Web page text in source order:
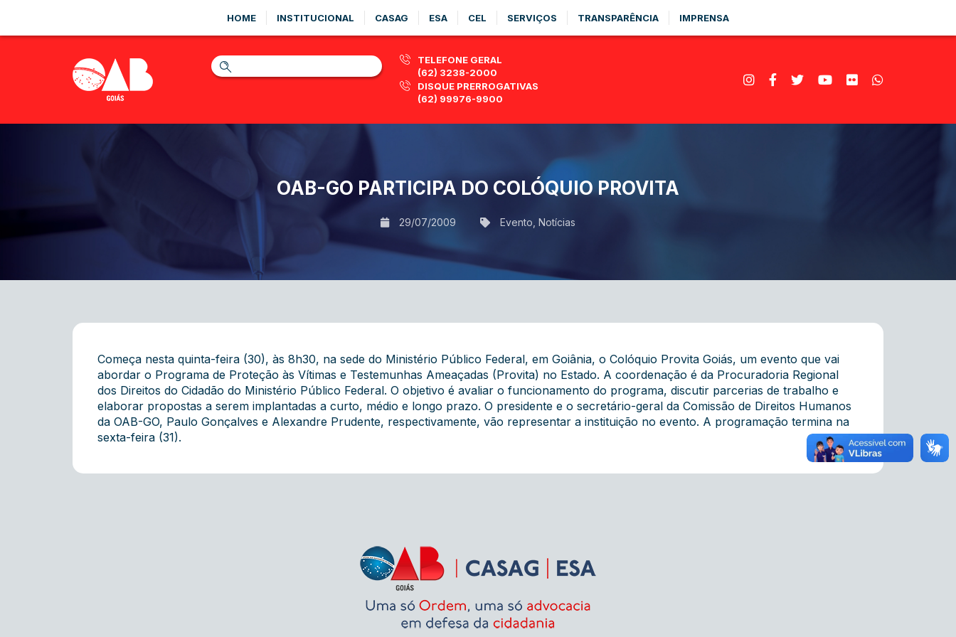
HOME INSTITUCIONAL CASAG ESA CEL SERVIÇOS TRANSPARÊNCIA IMPRENSA
TELEFONE GERAL
(62) 3238-2000
DISQUE PRERROGATIVAS
(62) 99976-9900
OAB-GO PARTICIPA DO COLÓQUIO PROVITA
29/07/2009 Evento Notícias
Começa nesta quinta-feira (30), às 8h30, na sede do Ministério Público Federal, em Goiânia, o Colóquio Provita Goiás, um evento que vai
abordar o Programa de Proteção às Vítimas e Testemunhas Ameaçadas (Provita) no Estado. A coordenação é da Procuradoria Regional
dos Direitos do Cidadão do Ministério Público Federal. O objetivo é avaliar o funcionamento do programa, discutir parcerias de trabalho e
elaborar propostas a serem implantadas a curto, médio e longo prazo. O presidente e o secretário-geral da Comissão de Direitos Humanos
da OAB-GO, Paulo Gonçalves e Alexandre Prudente, respectivamente, vão representar a instituição no evento. A programação termina na
sexta-feira (31).